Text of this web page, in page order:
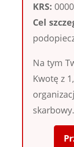
KRS:
Cel
Na tym
Kwotę z
skarbowy.